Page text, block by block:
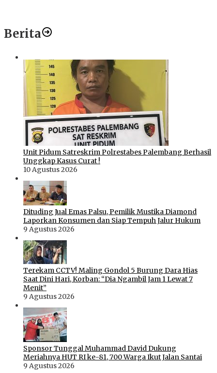
Berita
Unit Pidum Satreskrim Polrestabes Palembang Berhasil
Unggkap Kasus Curat !
10 Agustus 2026
Dituding Jual Emas Palsu, Pemilik Mustika Diamond
Laporkan Konsumen dan Siap Tempuh Jalur Hukum
9 Agustus 2026
Terekam CCTV! Maling Gondol 5 Burung Dara Hias
Saat Dini Hari, Korban: “Dia Ngambil Jam 1 Lewat 7
Menit”
9 Agustus 2026
Sponsor Tunggal Muhammad David Dukung
Meriahnya HUT RI ke-81, 700 Warga Ikut Jalan Santai
9 Agustus 2026